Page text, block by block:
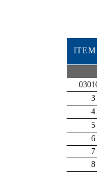
ITEM
3
4
5
6
7
8